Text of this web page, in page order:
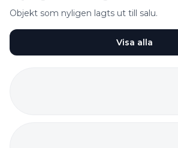
Objekt som nyligen lagts ut till salu.
Visa alla